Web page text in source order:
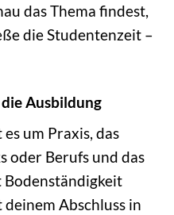
das Thema findest,
die Studentenzeit –
Ausbildung
um Praxis, das
oder Berufs und das
Bodenständigkeit
Abschluss in